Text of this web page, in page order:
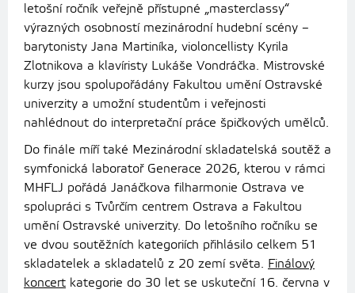
letošní ročník veřejně přístupné „masterclassy“
výrazných osobností mezinárodní hudební scény –
barytonisty Jana Martiníka, violoncellisty Kyrila
Zlotnikova a klavíristy Lukáše Vondráčka. Mistrovské
kurzy jsou spolupořádány Fakultou umění Ostravské
univerzity a umožní studentům i veřejnosti
nahlédnout do interpretační práce špičkových umělců.
Do finále míří také Mezinárodní skladatelská soutěž a
symfonická laboratoř Generace 2026, kterou v rámci
MHFLJ pořádá Janáčkova filharmonie Ostrava ve
spolupráci s Tvůrčím centrem Ostrava a Fakultou
umění Ostravské univerzity. Do letošního ročníku se
ve dvou soutěžních kategoriích přihlásilo celkem 51
skladatelek a skladatelů z 20 zemí světa. Finálový
koncert kategorie do 30 let se uskuteční 16. června v